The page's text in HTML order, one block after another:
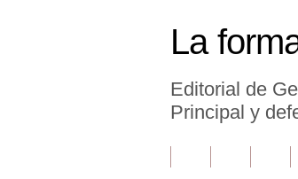
La
Editorial de
Principal y